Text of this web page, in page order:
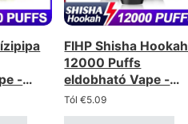
-
kijelző
FIHP Shisha Hookah
12000 Puffs
eldobható Vape -
0.6Ω Mesh Coil, LED
kijelző
Tól€5.09